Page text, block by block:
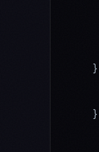
    }
    }